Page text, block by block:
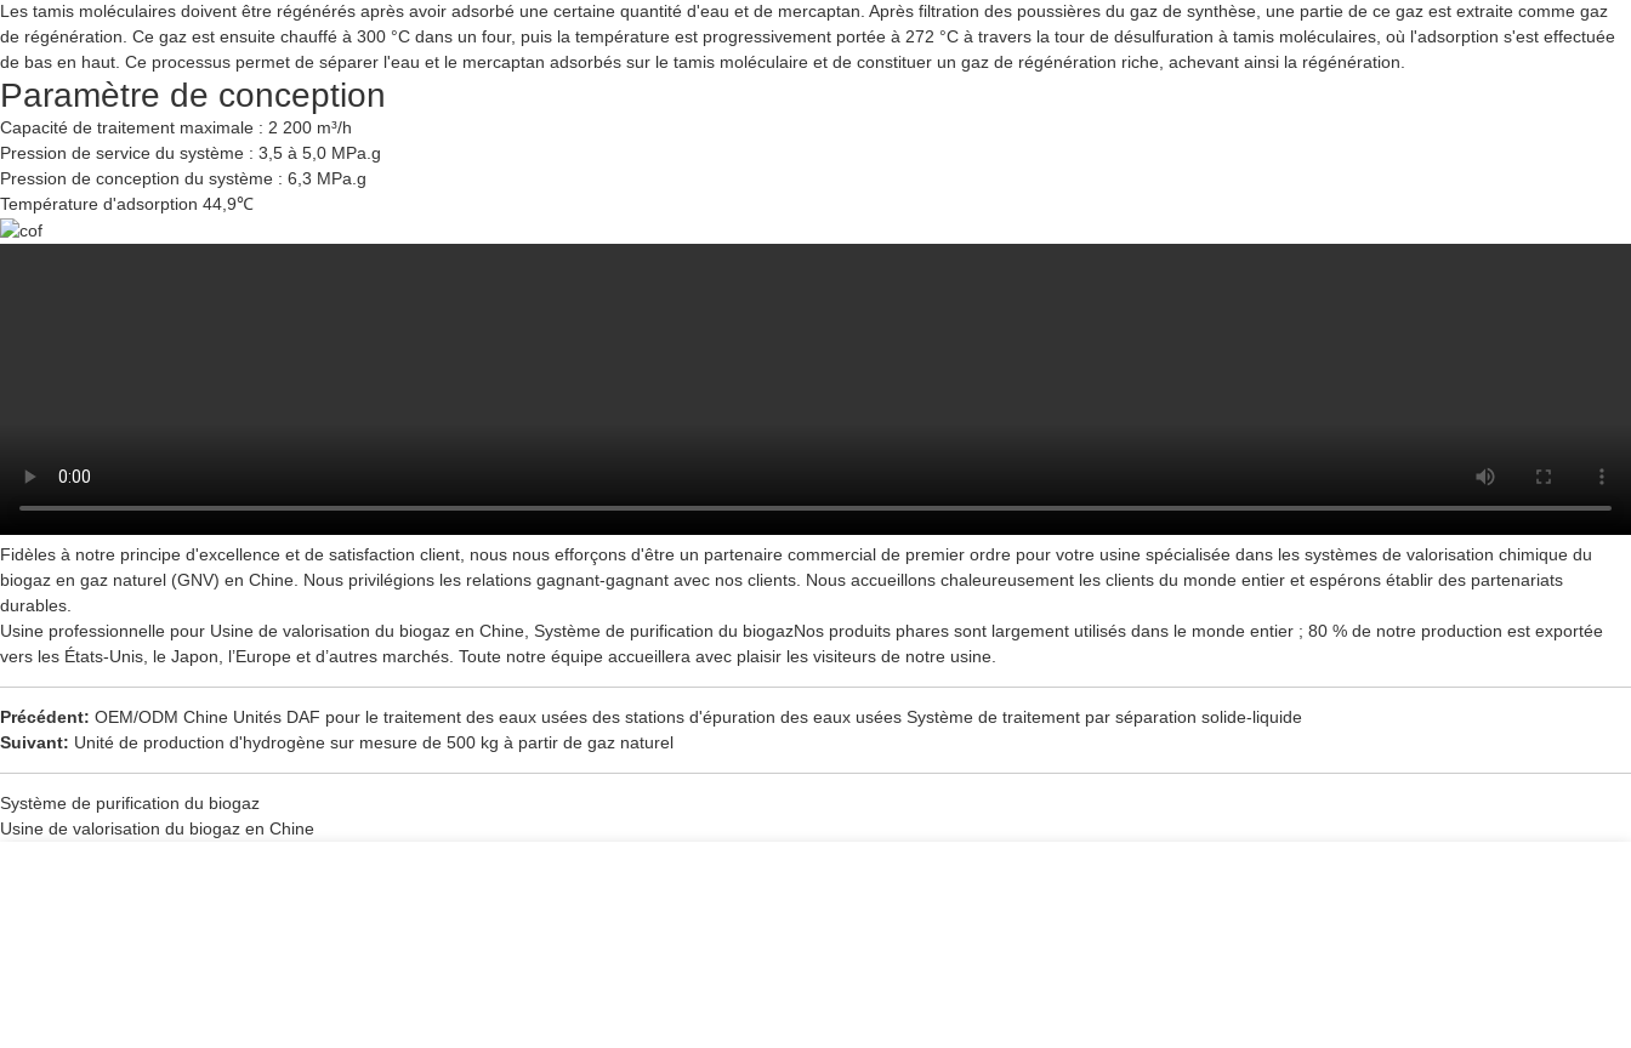
Les tamis moléculaires doivent être régénérés après avoir adsorbé une certaine quantité d'eau et de mercaptan. Après filtration des poussières du gaz de synthèse, une partie de ce gaz est extraite comme gaz
de régénération. Ce gaz est ensuite chauffé à 300 °C dans un four, puis la température est progressivement portée à 272 °C à travers la tour de désulfuration à tamis moléculaires, où l'adsorption s'est effectuée
de bas en haut. Ce processus permet de séparer l'eau et le mercaptan adsorbés sur le tamis moléculaire et de constituer un gaz de régénération riche, achevant ainsi la régénération.
Paramètre de conception
Capacité de traitement maximale : 2 200 m³/h
Pression de service du système : 3,5 à 5,0 MPa.g
Pression de conception du système : 6,3 MPa.g
Température d'adsorption 44,9℃
Fidèles à notre principe d'excellence et de satisfaction client, nous nous efforçons d'être un partenaire commercial de premier ordre pour votre usine spécialisée dans les systèmes de valorisation chimique du
biogaz en gaz naturel (GNV) en Chine. Nous privilégions les relations gagnant-gagnant avec nos clients. Nous accueillons chaleureusement les clients du monde entier et espérons établir des partenariats
durables.
Usine professionnelle pour Usine de valorisation du biogaz en Chine Système de purification du biogazNos produits phares sont largement utilisés dans le monde entier ; 80 % de notre production est exportée
vers les États-Unis, le Japon, l’Europe et d’autres marchés. Toute notre équipe accueillera avec plaisir les visiteurs de notre usine.
Précédent: OEM/ODM Chine Unités DAF pour le traitement des eaux usées des stations d'épuration des eaux usées Système de traitement par séparation solide-liquide
Suivant: Unité de production d'hydrogène sur mesure de 500 kg à partir de gaz naturel
Système de purification du biogaz
Usine de valorisation du biogaz en Chine